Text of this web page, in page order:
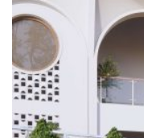
1000 CÔNG TRÌNH